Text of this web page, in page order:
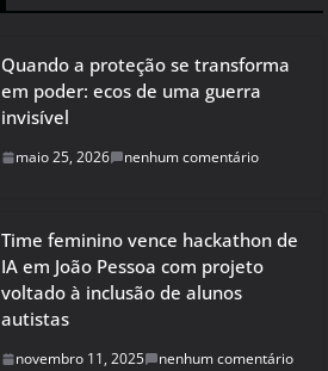
Quando a proteção se transforma
em poder: ecos de uma guerra
invisível
maio 25, 2026 nenhum comentário
Time feminino vence hackathon de
IA em João Pessoa com projeto
voltado à inclusão de alunos
autistas
novembro 11, 2025 nenhum comentário